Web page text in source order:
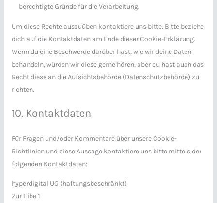
berechtigte Gründe für die Verarbeitung.
Um diese Rechte auszuüben kontaktiere uns bitte. Bitte beziehe
dich auf die Kontaktdaten am Ende dieser Cookie-Erklärung.
Wenn du eine Beschwerde darüber hast, wie wir deine Daten
behandeln, würden wir diese gerne hören, aber du hast auch das
Recht diese an die Aufsichtsbehörde (Datenschutzbehörde) zu
richten.
10. Kontaktdaten
Für Fragen und/oder Kommentare über unsere Cookie-
Richtlinien und diese Aussage kontaktiere uns bitte mittels der
folgenden Kontaktdaten:
hyperdigital UG (haftungsbeschränkt)
Zur Eibe 1